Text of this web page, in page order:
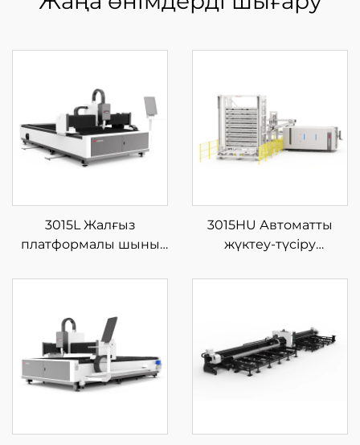
3015L Жалғыз
платформалы шыны
машинасы
3015HU Автоматты
жүктеу-түсіру
жабық типті шыны